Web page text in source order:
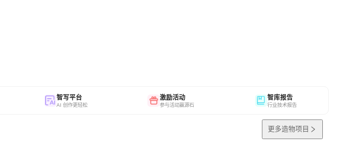
智写平台
AI 创作更轻松
激励活动
参与活动赢源石
智库报告
行业技术报告
更多造物项目